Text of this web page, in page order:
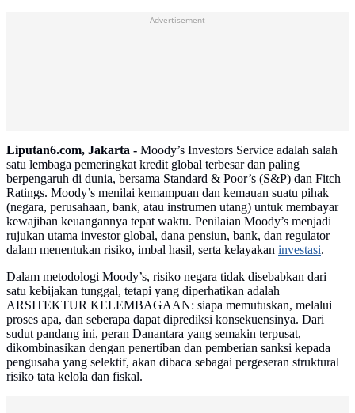
Advertisement
Liputan6.com, Jakarta - Moody’s Investors Service adalah salah
satu lembaga pemeringkat kredit global terbesar dan paling
berpengaruh di dunia, bersama Standard & Poor’s (S&P) dan Fitch
Ratings. Moody’s menilai kemampuan dan kemauan suatu pihak
(negara, perusahaan, bank, atau instrumen utang) untuk membayar
kewajiban keuangannya tepat waktu. Penilaian Moody’s menjadi
rujukan utama investor global, dana pensiun, bank, dan regulator
dalam menentukan risiko, imbal hasil, serta kelayakan investasi.
Dalam metodologi Moody’s, risiko negara tidak disebabkan dari
satu kebijakan tunggal, tetapi yang diperhatikan adalah
ARSITEKTUR KELEMBAGAAN: siapa memutuskan, melalui
proses apa, dan seberapa dapat diprediksi konsekuensinya. Dari
sudut pandang ini, peran Danantara yang semakin terpusat,
dikombinasikan dengan penertiban dan pemberian sanksi kepada
pengusaha yang selektif, akan dibaca sebagai pergeseran struktural
risiko tata kelola dan fiskal.